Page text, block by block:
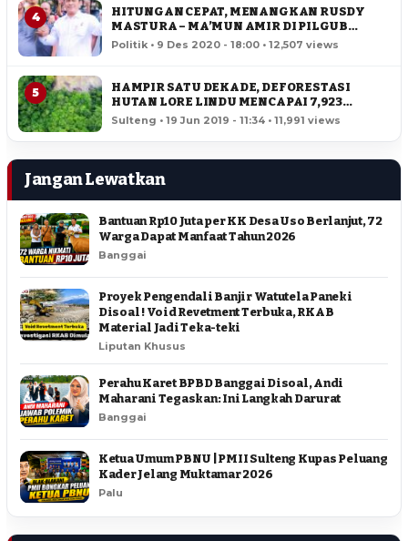
4
HITUNGAN CEPAT, MENANGKAN RUSDY
MASTURA – MA’MUN AMIR DI PILGUB
SULTENG
Politik • 9 Des 2020 - 18:00 • 12,507 views
5
HAMPIR SATU DEKADE, DEFORESTASI
HUTAN LORE LINDU MENCAPAI 7,923
HEKTAR
Sulteng • 19 Jun 2019 - 11:34 • 11,991 views
Jangan Lewatkan
Bantuan Rp10 Juta per KK Desa Uso Berlanjut, 72
Warga Dapat Manfaat Tahun 2026
Banggai
Proyek Pengendali Banjir Watutela Paneki
Disoal ! Void Revetment Terbuka, RKAB
Material Jadi Teka-teki
Liputan Khusus
Perahu Karet BPBD Banggai Disoal, Andi
Maharani Tegaskan: Ini Langkah Darurat
Banggai
Ketua Umum PBNU | PMII Sulteng Kupas Peluang
Kader Jelang Muktamar 2026
Palu